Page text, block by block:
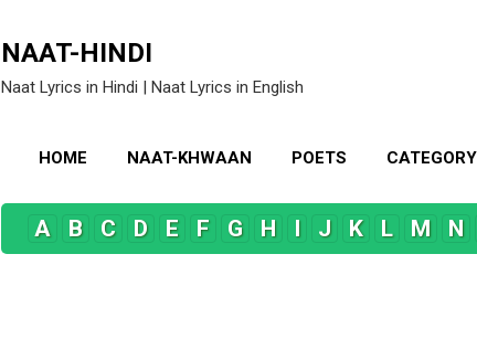
NAAT-HINDI
Naat Lyrics in Hindi | Naat Lyrics in English
HOME NAAT-KHWAAN POETS CATEGORY
MORE…
A B C D E F G H I J K L M N